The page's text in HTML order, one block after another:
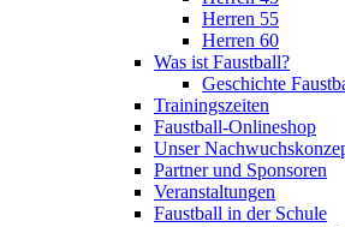
Herren 55
Herren 60
Was ist Faustball?
Geschichte
Trainingszeiten
Faustball-Onlineshop
Unser
Partner und Sponsoren
Veranstaltungen
Faustball in der Schule